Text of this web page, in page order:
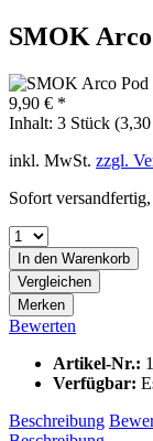
SMOK
9,90 € *
Inhalt: 3 Stück
inkl. MwSt. zzgl.
Sofort
In den Warenkorb
Vergleichen
Merken
Bewerten
Artikel-Nr.:
Verfügbar:
Beschreibung